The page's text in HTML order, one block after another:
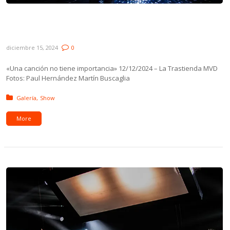
diciembre 15, 2024 0
«Una canción no tiene importancia» 12/12/2024 – La Trastienda MVD
Fotos: Paul Hernández Martín Buscaglia
Posted in:
Galería Show
More